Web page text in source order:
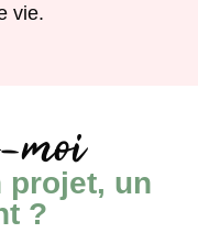
vie.
moi
projet, un
?